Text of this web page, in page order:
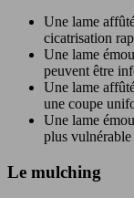
Une lame
cicatrisation
Une lame
peuvent être
Une lame
une coupe
Une lame
plus vulnérable
Le mulching